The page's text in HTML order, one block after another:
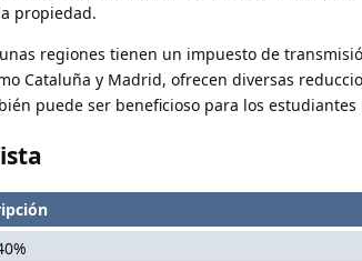
propiedad.
regiones tienen un impuesto de
Cataluña y Madrid, ofrecen diversas
puede ser beneficioso para los